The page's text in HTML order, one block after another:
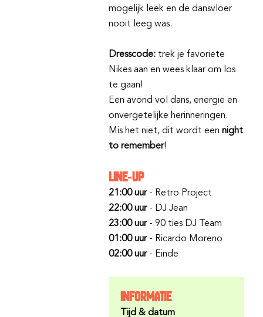
mogelijk leek en de dansvloer
nooit leeg was.
Dresscode: trek je favoriete
Nikes aan en wees klaar om los
te gaan!
Een avond vol dans, energie en
onvergetelijke herinneringen.
Mis het niet, dit wordt eennight
to remember!
LINE-UP
21:00 uur - Retro Project
22:00 uur- DJ Jean
23:00 uur- 90 ties DJ Team
01:00 uur- Ricardo Moreno
02:00 uur- Einde
INFORMATIE
Tijd & datum